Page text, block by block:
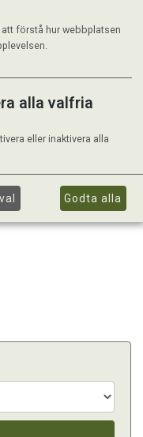
förstå hur webbplatsen
alla valfria
eller inaktivera alla
Godta alla